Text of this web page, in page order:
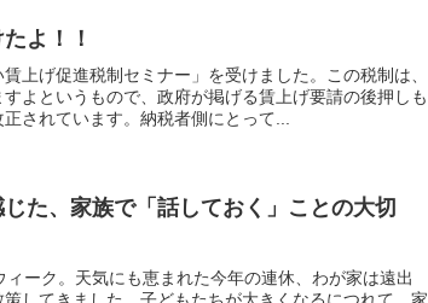
よ！！
上げ促進税制セミナー」を受けました。この税制は、
よというもので、政府が掲げる賃上げ要請の後押しも
されています。納税者側にとって...
た、家族で「話しておく」ことの大切
ーク。天気にも恵まれた今年の連休、わが家は遠出